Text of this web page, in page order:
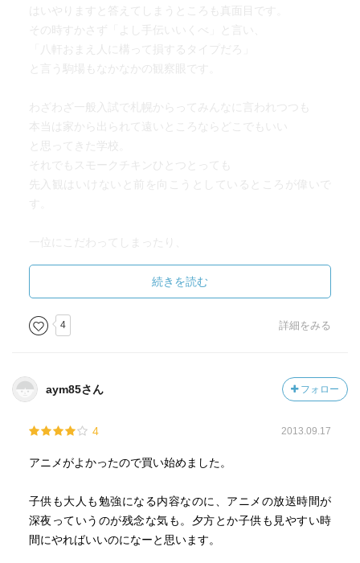
はいやりますと答えてしまうところも真面目です。
その時すかさず「よし手伝いいくべ」と言い、
「八軒おまえ人に構って損するタイプだろ」
と言う駒場もなかなかの観察眼です。
わざわざ一般入試で札幌からってみんなに言われつつも
本当は家から出られて遠いところならどこでもいい
と思ってきた学校。
それでもスモークチキンひとつとっても
先入観はいけないと前を向こうとしているところが偉いで
す。
一位にこだわってしまったり、
と思ってしまうのも八軒君の心の傷なのだと思います。
駒場君も踏み込みすぎでしたが、
お互いに謝り合うシーンがあってよかったです。
獣医さんが、大切なのは殺れるかどうか、
それができなくてやめるひともいるし、
言ってくれているところが素晴らしい。
その矛盾や不条理を常に頭の中において置かなければ
いけないのだと思うのです。
続きを読む
4 詳細をみる
aym85さん フォロー
4 2013.09.17
アニメがよかったので買い始めました。
子供も大人も勉強になる内容なのに、アニメの放送時間が
深夜っていうのが残念な気も。夕方とか子供も見やすい時
間にやればいいのになーと思います。